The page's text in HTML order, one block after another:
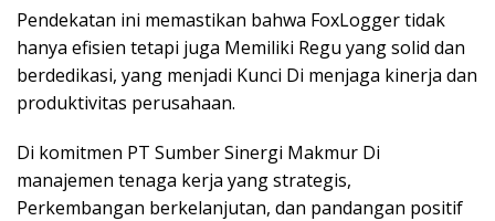
Pendekatan ini memastikan bahwa FoxLogger tidak
hanya efisien tetapi juga Memiliki Regu yang solid dan
berdedikasi, yang menjadi Kunci Di menjaga kinerja dan
produktivitas perusahaan.
Di komitmen PT Sumber Sinergi Makmur Di
manajemen tenaga kerja yang strategis,
Perkembangan berkelanjutan, dan pandangan positif